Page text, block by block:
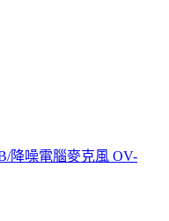
降噪電腦麥克風 OV-